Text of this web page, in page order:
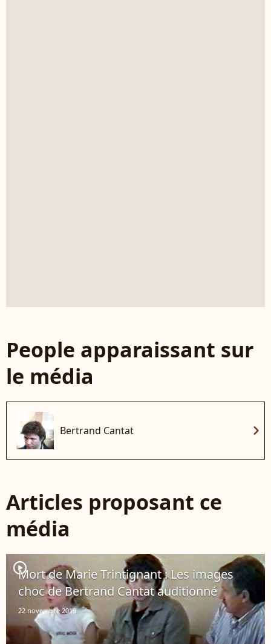
People apparaissant sur
le média
Bertrand Cantat chevron_right
Articles proposant ce
média
player2
Mort de Marie Trintignant : Les images
choc de Bertrand Cantat auditionné
22 novembre 2019